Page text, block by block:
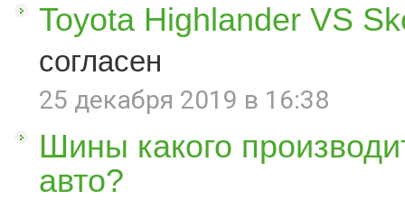
Toyota Highlander VS
согласен
25 декабря 2019 в 16:38
Шины какого
авто?